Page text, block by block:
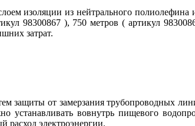
изоляции из нейтрального
98300867 ), 750 метров ( артикул
затрат.
защиты от замерзания трубопроводных
устанавливать вовнутрь пищевого
расход электроэнергии.